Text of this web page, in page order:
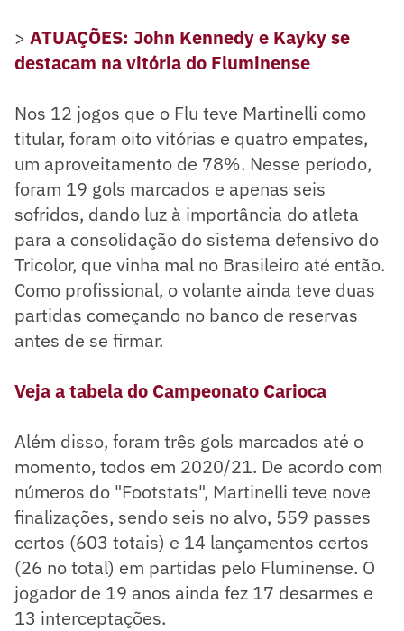
> ATUAÇÕES: John Kennedy e Kayky se
destacam na vitória do Fluminense
Nos 12 jogos que o Flu teve Martinelli como
titular, foram oito vitórias e quatro empates,
um aproveitamento de 78%. Nesse período,
foram 19 gols marcados e apenas seis
sofridos, dando luz à importância do atleta
para a consolidação do sistema defensivo do
Tricolor, que vinha mal no Brasileiro até então.
Como profissional, o volante ainda teve duas
partidas começando no banco de reservas
antes de se firmar.
Veja a tabela do Campeonato Carioca
Além disso, foram três gols marcados até o
momento, todos em 2020/21. De acordo com
números do "Footstats", Martinelli teve nove
finalizações, sendo seis no alvo, 559 passes
certos (603 totais) e 14 lançamentos certos
(26 no total) em partidas pelo Fluminense. O
jogador de 19 anos ainda fez 17 desarmes e
13 interceptações.